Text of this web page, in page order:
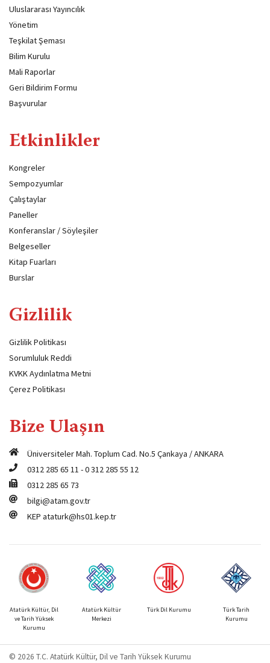
Uluslararası Yayıncılık
Yönetim
Teşkilat Şeması
Bilim Kurulu
Mali Raporlar
Geri Bildirim Formu
Başvurular
Etkinlikler
Kongreler
Sempozyumlar
Çalıştaylar
Paneller
Konferanslar / Söyleşiler
Belgeseller
Kitap Fuarları
Burslar
Gizlilik
Gizlilik Politikası
Sorumluluk Reddi
KVKK Aydınlatma Metni
Çerez Politikası
Bize Ulaşın
Üniversiteler Mah. Toplum Cad. No.5 Çankaya / ANKARA
0312 285 65 11 -0 312 285 55 12
0312 285 65 73
bilgi@atam.gov.tr
KEP ataturk@hs01.kep.tr
Atatürk Kültür, Dil
ve Tarih Yüksek
Kurumu
Atatürk Kültür
Merkezi
Türk Dil Kurumu
Türk Tarih
Kurumu
© 2026 T.C. Atatürk Kültür, Dil ve Tarih Yüksek Kurumu